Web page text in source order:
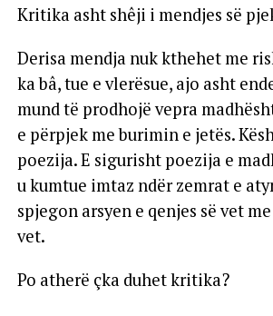
Kritika asht shêji i mendjes së
Derisa mendja nuk kthehet me
ka bâ, tue e vlerësue, ajo asht
mund të prodhojë vepra
e përpjek me burimin e jetës.
poezija. E sigurisht poezija e
u kumtue imtaz ndër zemrat e
spjegon arsyen e qenjes së vet
vet.
Po atherë çka duhet kritika?